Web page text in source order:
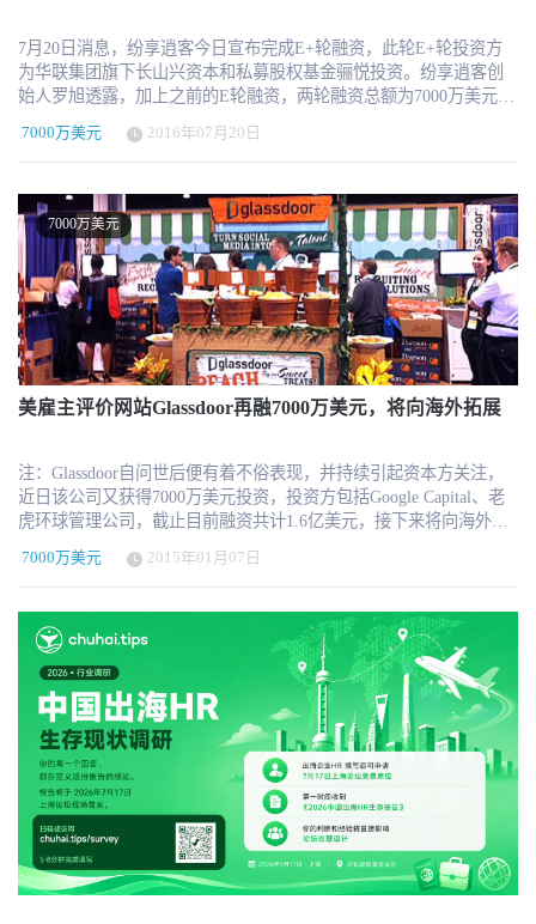
合适的人才也越来越具有挑战性，这种大流行病使雇主看到了巨大
的未开发的全球人才库，"Atomico的合伙人Luca Eisenstecken
说，"TestGorilla正以其自动化、数据驱动的方法解决这一问题，看
到令人难以置信的增长。他们在这样做的同时，提供了一个基于技
能而不是简历的更公平的招聘过程，消除了影响决策的偏见。" "我
明显，传统的招聘做法在这两方面都失败了，而Covid-19和远程招聘
的兴起只会使这种情况更加严重，"Balderton Capital的合伙人James
Wise说。 "我们已经看到TestGorilla在我们的投资组合中变得非常受
欢迎，因为它是一种更有效和公平的方式来识别具有正确技能的
人，我们很高兴支持团队完成他们的使命，结束基于简历的候选人
筛选时代，"Wise说。 利用资金扩大其测试库和团队 TestGorilla平台
通过远程评估有助于工作成功的所有因素，如与角色相关的具体技
能、语言能力、认知能力、软技能、动机、个性和文化等，使公司
能够节省宝贵的时间，避免昂贵的误用。 TestGorilla专有技术的持续
发展将包括平台与进一步的申请人跟踪系统的整合，使雇主能够从
企业的要求。 TestGorilla的测试库继续扩大，现有的220多个测试将
在2022年底前再增加100个。该公司还预计在未来一年内雇佣100名
新员工。 TestGorilla融资历程 【荷兰】技能评估平台TestGorilla于
在开发人力资源平台背后的概念时，我们审视了工作世界，认识到
它正在发生变化。我在我的职业生涯中，在不同类型的组织中管理
员工，并意识到我使用的绝大多数人力资源技术工具并不是为当今
人们的工作方式而设计的--全球、远程和协作。"Hibob的首席执行官
将人力资源的实践推向聚光灯下的一年。人力资源领导者面临着以
新的和不同的方式支持他们的业务和员工的挑战--尽管存在明显的障
碍，但仍要推动沟通、参与和发展。"VaynerMedia的首席心脏官
Claude Silver说。"在VaynerMedia，我知道我有能力帮助我们的1000
名员工在这艰难的一年中成长，只有在正确的工具和结构下才有可
能.bob使我们能够让我们的员工保持信息，参与和生产力，但也许最
重要的是，培养独特的文化和氛围，使VaynerMedia成为一个特殊的
工作场所。" 市场已经接受了Hibob，因为快速增长公司的人力资源
领导者认识到，他们的传统工具不适合帮助他们在远程和混合工作
的新常态下茁壮成长。当今的需求已经超越了精简薪资和时间追踪
以及令人惊叹的UI和UX体验成为必须具备的要求。在COVID-19大
流行期间，当人力资源领导者被迫在几周内重塑他们的运营模式
时，需求已经迅速转变为参与系统，使各公司的管理者能够关注人
员体验、文化转型、社会参与、协作和透明度，并在向远程工作的
过渡中茁壮成长。 "我们的投资理念包括投资新兴的人力资源SaaS领
Andrew Bassat说。"Hibob一直在我们的雷达上，因为其强大的价值
主张和令人印象深刻的业务增长。Hibob拥有一支优秀的团队，由一
位令人印象深刻且经验丰富的创始人领导，并向市场交付了一款出
色的产品。我们很高兴加入董事会，并与Hibob在下一阶段的发展中
合作。"Bassat总结道。 "打造一个人力资源平台很难，为快速增长的
客户打造平台更难。"Bessemer Venture Partners合伙人Adam Fisher表
示。 "Hibob在过去的一年里做得非常出色，以更全面的平台服务于
越来越大的企业。我们很荣幸从种子阶段就参与其中，并对未来的
发展感到兴奋。"
7月20日消息，纷享逍客今日宣布完成E+轮融资，此轮E+轮投资方
为华联集团旗下长山兴资本和私募股权基金骊悦投资。纷享逍客创
始人罗旭透露，加上之前的E轮融资，两轮融资总额为7000万美元。
手机应用软件，以“移动办公，自在纷享”为理念，通过移动、云、大
数据技术，为企业打造一站式移动办公平台。 产品方面，纷享逍客
对OA、CRM等传统办公软件进行了创新，拥有企信、审批、日志、
任务等基础通讯协同模块，自主开发了符合中国企业使用的移动
CRM旗舰型应用，并通过应用平台的方式，整合更多服务，连接企
业，助力企业完成向连接型、敏捷型、智慧型互联网化组织的迭代
升级。 纷享销客的发展历史： 纷享科技成立于2011年，当时定位
企业协作平台，名叫“纷享平台”。 在2013年获得IDG资本300万美元
的A轮融资，之后平台重新定位做销售管理，并改名为“纷享销客”。
到了2014年7月，纷享销客又获得了来自北极光穿透领投的千万美元
B轮融资。 同年12月，纷享销客再次获得了有DCM领投的5000万美
元的C轮融资。 2015年，纷享销客又获得了来自高瓴资本领投的1亿
7000万美元 2016年07月20日
7000万美元
美雇主评价网站Glassdoor再融7000万美元，将向海外拓展
注：Glassdoor自问世后便有着不俗表现，并持续引起资本方关注，
近日该公司又获得7000万美元投资，投资方包括Google Capital、老
虎环球管理公司，截止目前融资共计1.6亿美元，接下来将向海外进
行拓展。以下为腾讯科技翻译全文： 1月7日，美国雇主评价网站
Glassdoor近日宣称，该公司在最新一轮融资中筹集到7000万美元的
资金。Glassdoor最新一轮融资的主要投资方为谷歌资本(Google
Capital)和老虎环球管理公司(Tiger Global Management)。目前的
Glassdoor正在计划进行一步拓展业务。 据知情人士透露，这一轮融
资让Glassdoor的估值达到了10亿美元左右，大约是2013年12月融资
时估值的两倍。谷歌资本是Glassdoor的最新投资方，老虎环球管理
公司此前已经对Glassdoor进行了投资。参与对Glassdoor最新一轮投
资的各方还包括Battery Ventures和Sutter Hill Ventures两家公司。自从
2007年首轮融资以来，Glassdoor目前为止的融资总额已经达到1.6亿
美元。 Glassdoor网站可以让员工以匿名方式对雇主进行评论。除此
之外，Glassdoor网站还可以销售显示广告，并向公司征收费用，从
而帮助公司修改它们页面的一些功能。Glassdoor声称，该公司计划
进一步拓展国际市场，聘用更多的员工，并研发一些新产品。
Glassdoor目前雇员约有350人，最近在法国推出了首个非英语版本的
7000万美元 2015年01月07日